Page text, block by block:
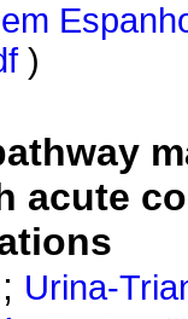
)
acute
; Urina-